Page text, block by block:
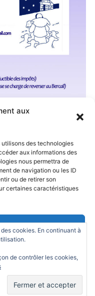
aux
des technologies
aux informations des
nous permettra de
de navigation ou les ID
ou de retirer son
certaines caractéristiques
trackbacks are
WordPress Theme by
cookies. En continuant à
de contrôler les cookies,